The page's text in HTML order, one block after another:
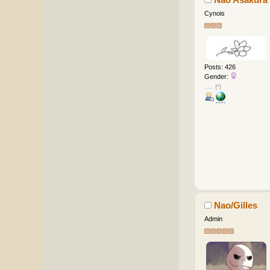
Cynois
Posts: 426
Gender:
..... {*}
Nao/Gilles
Admin